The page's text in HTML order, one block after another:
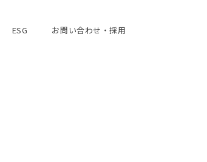
ESG お問い合わせ・採用